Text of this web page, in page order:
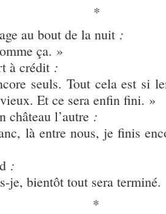
*
au bout de la nuit :
ça. »
à crédit :
seuls. Tout cela est si
Et ce sera enfin fini. »
château l’autre :
là entre nous, je finis
:
je, bientôt tout sera terminé.
*